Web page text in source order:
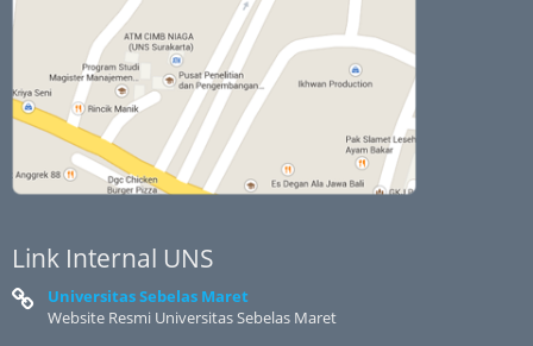
Link Internal UNS
Universitas Sebelas Maret
Website Resmi Universitas Sebelas Maret